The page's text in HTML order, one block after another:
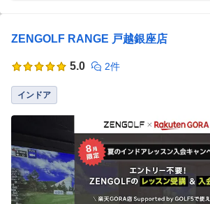
ZENGOLF RANGE 戸越銀座店
5.0 2件
インドア